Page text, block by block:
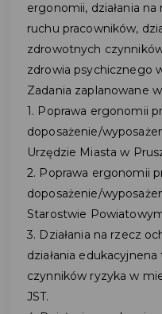
ergonomii, działania
ruchu pracowników,
zdrowotnych
zdrowia psychicznego
Zadania zaplanowane
1. Poprawa ergonomii
doposażenie/
Urzędzie Miasta w
2. Poprawa ergonomii
doposażenie/
Starostwie
3. Działania na rzecz
działania
czynników ryzyka w
JST.